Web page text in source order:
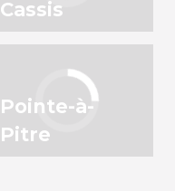
Cassis
Pointe-à-
Pitre